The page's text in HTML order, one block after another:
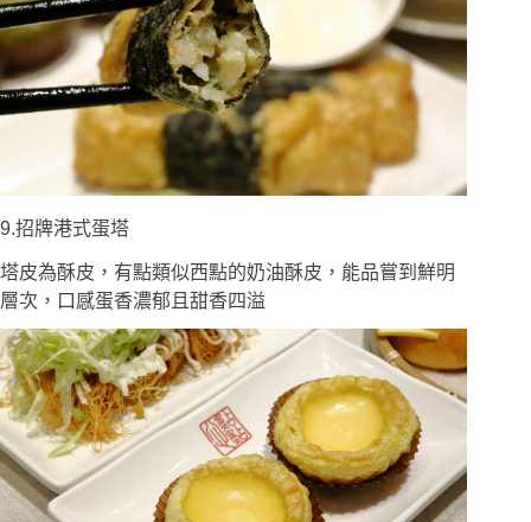
9.招牌港式蛋塔
塔皮為酥皮，有點類似西點的奶油酥皮，能品嘗到鮮明
層次，口感蛋香濃郁且甜香四溢